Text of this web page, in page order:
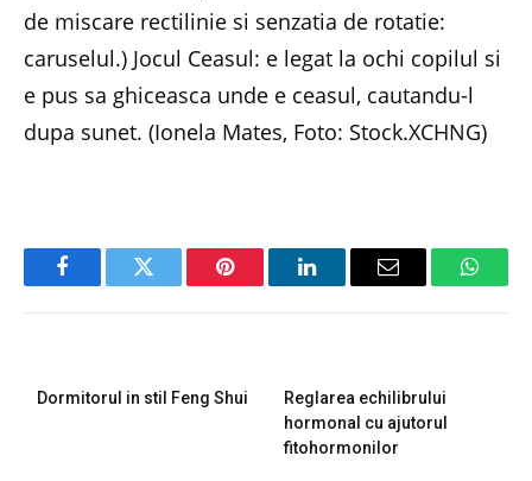
de miscare rectilinie si senzatia de rotatie:
caruselul.) Jocul Ceasul: e legat la ochi copilul si
e pus sa ghiceasca unde e ceasul, cautandu-l
dupa sunet. (Ionela Mates, Foto: Stock.XCHNG)
FacebookTwitter Pinterest LinkedInEmail
Dormitorul in stil Feng Shui
Reglarea echilibrului
hormonal cu ajutorul
fitohormonilor